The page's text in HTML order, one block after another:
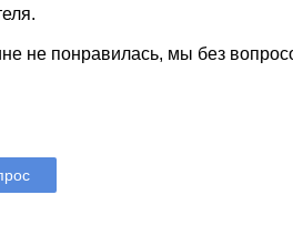
не понравилась, мы без